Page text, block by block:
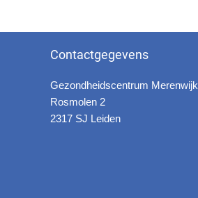
Contactgegevens
Gezondheidscentrum Merenwijk
Rosmolen 2
2317 SJ Leiden